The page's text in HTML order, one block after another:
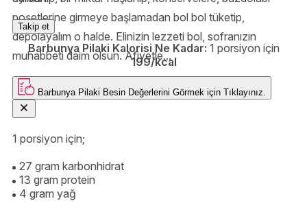
poşetlerine girmeye başlamadan bol bol tüketip,
depolayalım o halde. Elinizin lezzeti bol, sofranızın
muhabbeti daim olsun. Afiyetle...
Takip et
Barbunya Pilaki Kalorisi Ne Kadar: 1 porsiyon için
199/kcal
Barbunya Pilaki Besin Değerlerini Görmek için Tıklayınız.
1 porsiyon için;
27 gram karbonhidrat
13 gram protein
4 gram yağ